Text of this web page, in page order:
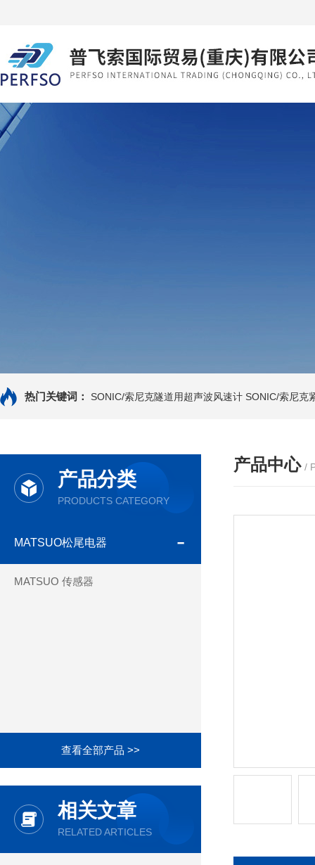
热门关键词： SONIC/索尼克隧道用超声波风速计 SONIC/索尼克
产品分类
PRODUCTS CATEGORY
MATSUO松尾电器
MATSUO 传感器
查看全部产品 >>
相关文章
RELATED ARTICLES
产品中心 /